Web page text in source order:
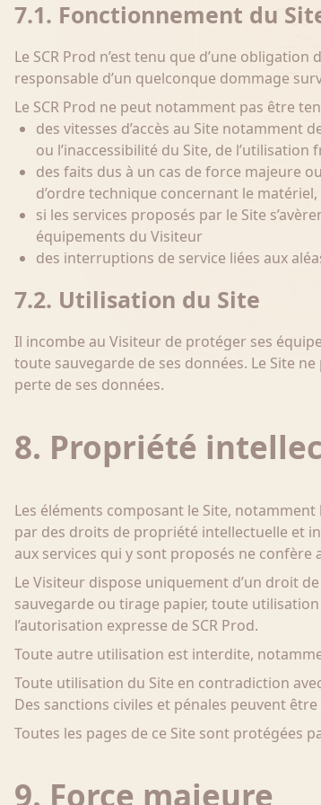
7.1. Fonctionnement du
Le SCR Prod n’est tenu que d’une
responsable d’un quelconque dommage
Le SCR Prod ne peut notamment pas être
des vitesses d’accès au Site notamment
ou l’inaccessibilité du Site, de
des faits dus à un cas de force majeure
d’ordre technique concernant le
si les services proposés par le Site
équipements du Visiteur
des interruptions de service liées aux
7.2. Utilisation du Site
Il incombe au Visiteur de protéger ses
toute sauvegarde de ses données. Le Site
perte de ses données.
8. Propriété
Les éléments composant le Site,
par des droits de propriété intellectuelle et
aux services qui y sont proposés ne
Le Visiteur dispose uniquement d’un droit
sauvegarde ou tirage papier, toute
l’autorisation expresse de SCR Prod.
Toute autre utilisation est interdite,
Toute utilisation du Site en contradiction
Des sanctions civiles et pénales peuvent
Toutes les pages de ce Site sont protégées
9. Force majeure